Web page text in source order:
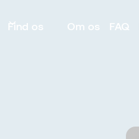
Find os Om os FAQ